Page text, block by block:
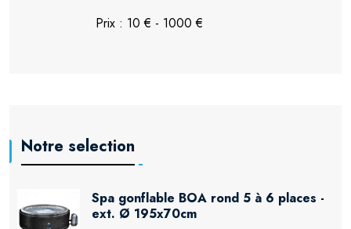
Notre selection
Spa gonflable BOA rond 5 à 6 places -
ext. Ø 195x70cm